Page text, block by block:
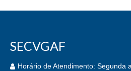
Banco de Empregos
Convênios
SECVGAF
Horário de Atendimento: Segunda